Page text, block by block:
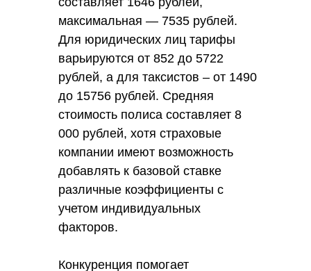
максимальная — 7535 рублей.
Для юридических лиц тарифы
варьируются от 852 до 5722
рублей, а для таксистов – от 1490
до 15756 рублей. Средняя
стоимость полиса составляет 8
000 рублей, хотя страховые
компании имеют возможность
добавлять к базовой ставке
различные коэффициенты с
учетом индивидуальных
факторов.
Конкуренция помогает